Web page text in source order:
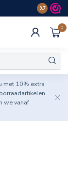
Spaar
9.7
0
met 10% extra
we vanaf